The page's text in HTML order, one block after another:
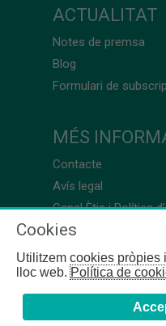
ACTUALITAT
Notes de premsa
Blog
Formulari de
MÉS
Contacte
Avís legal
Canal Ètic i Política
Cookies
Utilitzem cookies pròpies
lloc web.Política de